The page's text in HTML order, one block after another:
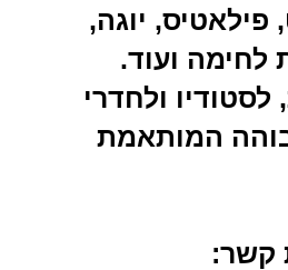
פילאטיס, יוגה,
לחימה ועוד.
לסטודיו ולחדרי
המותאמת
קשר: